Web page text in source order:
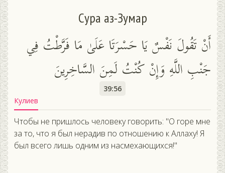
Сура аз-Зумар
أَنْ تَقُولَ نَفْسٌ يَا حَسْرَتَا عَلَىٰ مَا فَرَّطْتُ فِي
جَنْبِ اللَّهِ وَإِنْ كُنْتُ لَمِنَ السَّاخِرِينَ
39:56
Кулиев
Чтобы не пришлось человеку говорить: "О горе мне
за то, что я был нерадив по отношению к Аллаху! Я
был всего лишь одним из насмехающихся!"